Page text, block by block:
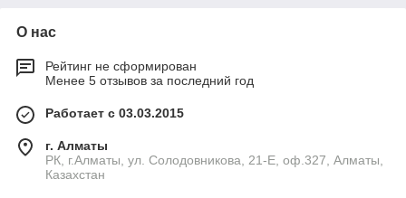
О нас
Рейтинг не сформирован
Менее 5 отзывов за последний год
Работает с 03.03.2015
г. Алматы
РК, г.Алматы, ул. Солодовникова, 21-Е, оф.327, Алматы,
Казахстан